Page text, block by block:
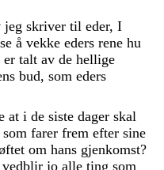
jeg skriver til eder, I
å vekke eders rene hu
er talt av de hellige
bud, som eders
at i de siste dager skal
som farer frem efter sine
om hans gjenkomst?
vedblir jo alle ting som